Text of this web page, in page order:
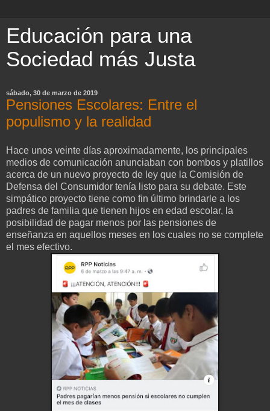
Educación para una
Sociedad más Justa
sábado, 30 de marzo de 2019
Pensiones Escolares: Entre el
populismo y la realidad
Hace unos veinte días aproximadamente, los principales
medios de comunicación anunciaban con bombos y platillos
acerca de un nuevo proyecto de ley que la Comisión de
Defensa del Consumidor tenía listo para su debate. Este
simpático proyecto tiene como fin último brindarle a los
padres de familia que tienen hijos en edad escolar, la
posibilidad de pagar menos por las pensiones de
enseñanza en aquellos meses en los cuales no se complete
el mes efectivo.